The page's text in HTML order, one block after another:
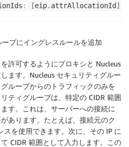
: [eip. attrAllocationId ]
ec2 . SecurityGroup( this
: true
,
Proxy Security Group"
new ec2.SecurityGroup(this,
: true,
Server Security Group"
プにイングレスルールを追加
許可するようにプロキシと Nucleus
ます。Nucleus セキュリティグルー
ループからのトラフィックのみを
ティグループは、特定の CIDR 範囲
す。これは、サーバーへの接続に
あります。たとえば、接続元のク
スを使用できます。次に、その IP に
CIDR 範囲として入力します。この